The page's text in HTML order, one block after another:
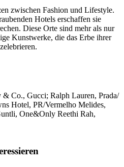
zwischen Fashion und Lifestyle.
Hotels erschaffen sie
Diese Orte sind mehr als nur
Kunstwerke, die das Erbe ihrer
Co., Gucci; Ralph Lauren, Prada/
Hotel, PR/Vermelho Melides,
One&Only Reethi Rah,